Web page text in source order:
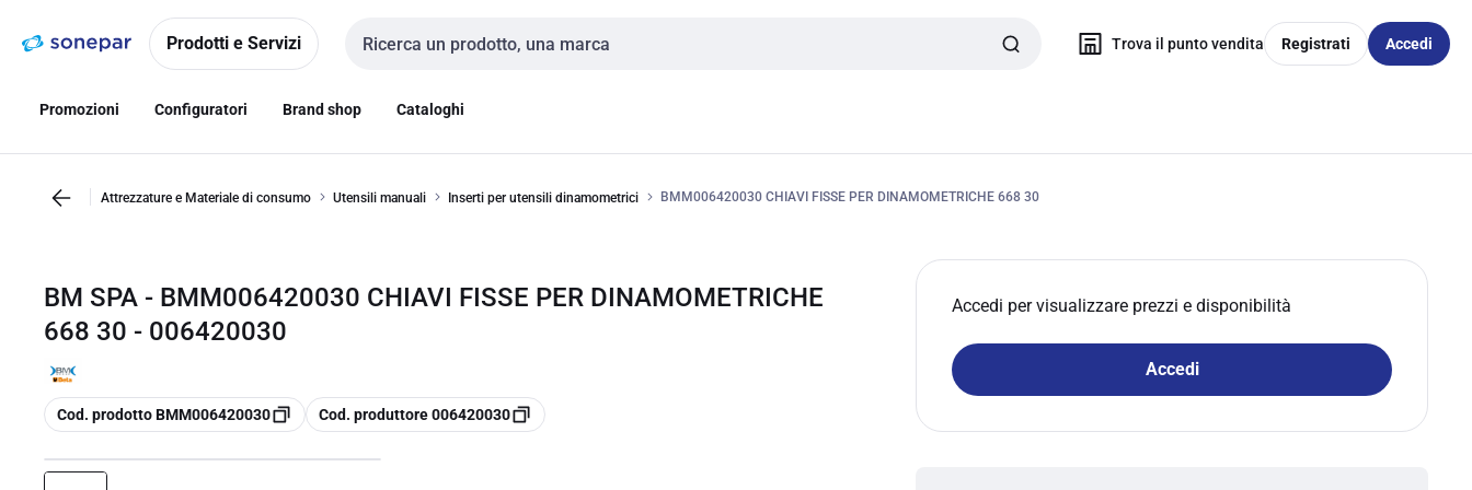
navigazionealla
Prodotti e Servizi
Cerca input
Trova il punto vendita Registrati Accedi
Promozioni Configuratori Brand shop Cataloghi
Attrezzature e Materiale di consumo Utensili manuali Inserti per utensili dinamometrici BMM006420030 CHIAVI FISSE PER DINAMOMETRICHE 668 30
BM SPA - BMM006420030 CHIAVI FISSE PER DINAMOMETRICHE
668 30 - 006420030
copia
Cod. prodotto BMM006420030 copia
Cod. produttore 006420030
Accedi per visualizzare prezzi e disponibilità
Accedi